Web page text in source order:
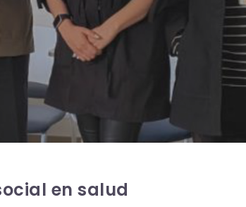
en salud